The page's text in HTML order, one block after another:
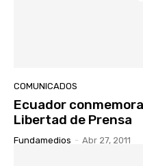
COMUNICADOS
Ecuador
Libertad de Prensa
Fundamedios - Abr 27, 2011